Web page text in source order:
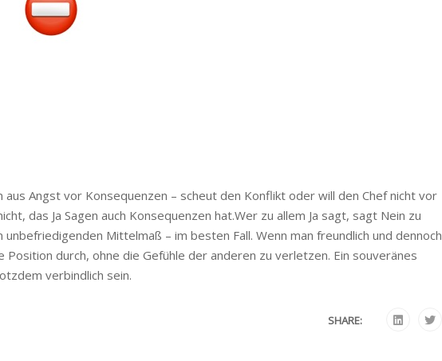
Angst vor Konsequenzen – scheut den Konflikt oder will den Chef nicht vor
das Ja Sagen auch Konsequenzen hat.Wer zu allem Ja sagt, sagt Nein zu
Mittelmaß – im besten Fall. Wenn man freundlich und dennoch
durch, ohne die Gefühle der anderen zu verletzen. Ein souveränes
verbindlich sein.
SHARE: